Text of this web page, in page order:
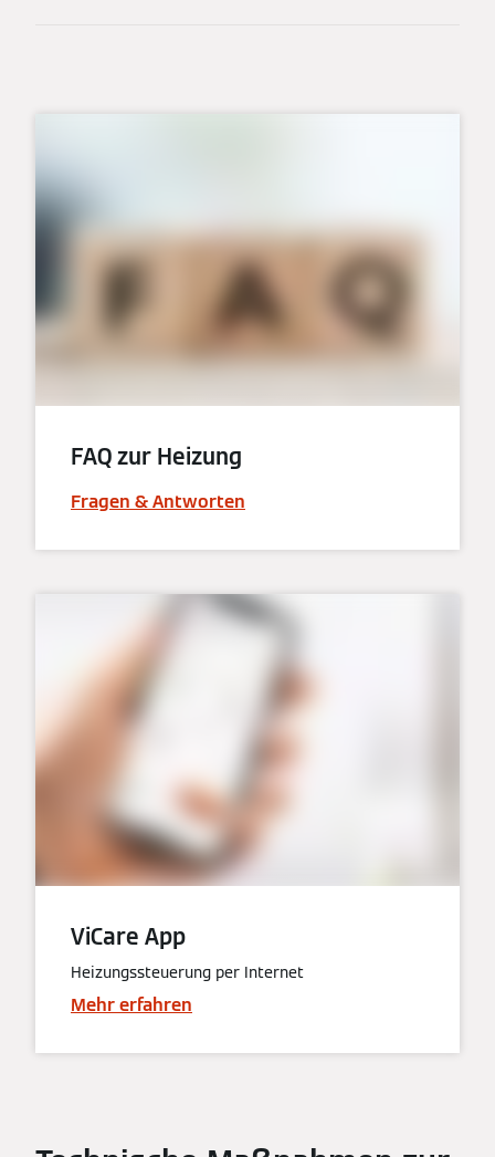
FAQ zur Heizung
Fragen & Antworten
ViCare App
Heizungssteuerung per Internet
Mehr erfahren